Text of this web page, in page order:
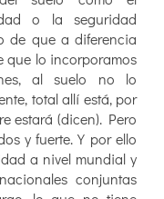
o la seguridad
de que a diferencia
que lo incorporamos
al suelo no lo
total allí está, por
estará (dicen). Pero
y fuerte. Y por ello
a nivel mundial y
conjuntas